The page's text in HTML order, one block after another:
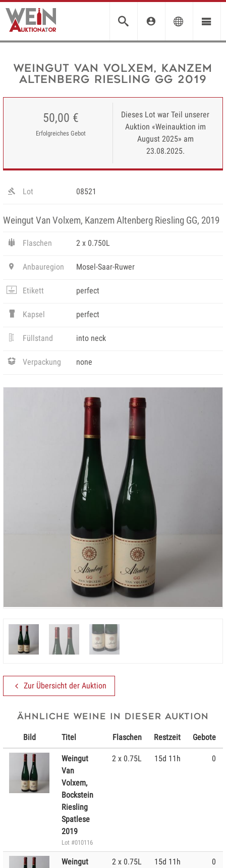
Weingut Van Volxem, Kanzem
Altenberg Riesling GG 2019
50,00 €
Erfolgreiches Gebot
Dieses Lot war Teil unserer
Auktion «Weinauktion im
August 2025» am
23.08.2025.
Lot 08521
Weingut Van Volxem, Kanzem Altenberg Riesling GG, 2019
Flaschen 2 x 0.750L
Anbauregion Mosel-Saar-Ruwer
Etikett perfect
Kapsel perfect
Füllstand into neck
Verpackung none
Zur Übersicht der Auktion
Ähnliche Weine in dieser Auktion
Bild Titel Flaschen Restzeit Gebote
Weingut
Van
Volxem,
Bockstein
Riesling
Spatlese
2019
Lot #010116
2 x 0.75L 15d 11h 0
Weingut
2 x 0.75L 15d 11h 0